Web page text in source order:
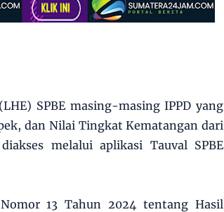
SPBE masing-masing IPPD yang
dan Nilai Tingkat Kematangan dari
melalui aplikasi Tauval SPBE
13 Tahun 2024 tentang Hasil